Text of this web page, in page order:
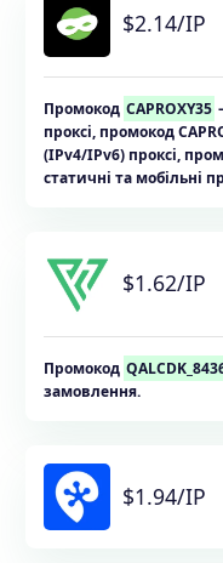
$2.14/IP
Промокод CAPROXY35
проксі, промокод
(IPv4/IPv6) проксі,
статичні та мобільні
$1.62/IP
Промокод
замовлення.
$1.94/IP